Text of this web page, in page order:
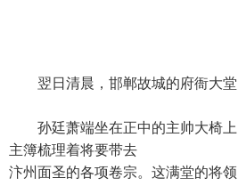
翌日清晨，邯郸故城的府衙大堂
孙廷萧端坐在正中的主帅大椅上
主簿梳理着将要带去
汴州面圣的各项卷宗。这满堂的将